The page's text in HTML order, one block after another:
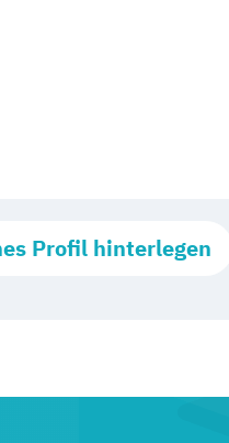
Profil hinterlegen